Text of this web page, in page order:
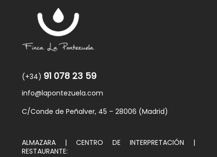
(+34) 91 078 23 59
info@lapontezuela.com
C/Conde de Peñalver, 45 – 28006 (Madrid)
ALMAZARA | CENTRO DE INTERPRETACIÓN |
RESTAURANTE: